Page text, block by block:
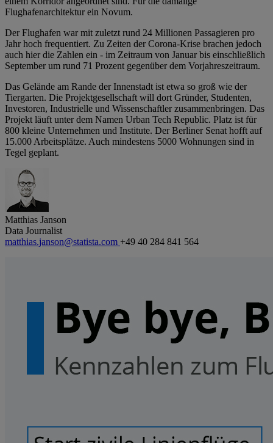
Flughafenarchitektur ein Novum.
Der Flughafen war mit zuletzt rund 24 Millionen Passagieren pro
Jahr hoch frequentiert. Zu Zeiten der Corona-Krise brachen jedoch
auch hier die Zahlen ein - im Zeitraum von Januar bis einschließlich
September um rund 71 Prozent gegenüber dem Vorjahreszeitraum.
Das Gelände am Rande der Innenstadt ist etwa so groß wie der
Tiergarten. Die Projektgesellschaft will dort Gründer, Studenten,
Investoren, Industrielle und Wissenschaftler zusammenbringen. Das
Projekt läuft unter dem Namen Urban Tech Republic. Platz ist für
800 kleine Unternehmen und Institute. Der Berliner Senat hofft auf
15.000 Arbeitsplätze. Auch mindestens 5000 Wohnungen sind in
Tegel geplant.
Matthias Janson
Data Journalist
matthias.janson@statista.com +49 40 284 841 564